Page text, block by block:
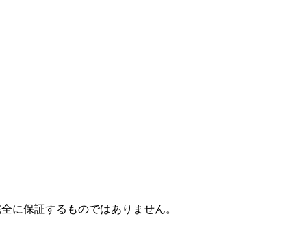
に保証するものではありません。